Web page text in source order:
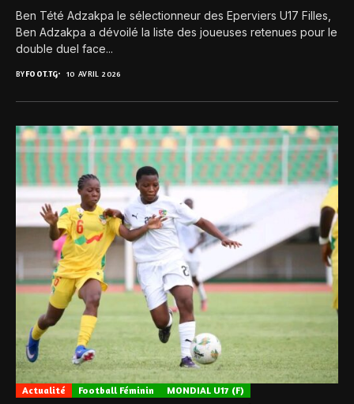
Ben Tété Adzakpa le sélectionneur des Eperviers U17 Filles,
Ben Adzakpa a dévoilé la liste des joueuses retenues pour le
double duel face...
BYFOOT.TG 10 AVRIL 2026
Actualité Football Féminin MONDIAL U17 (F)